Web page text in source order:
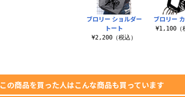
ブロリー
¥1,100（
ブロリー ショルダー
トート
¥2,200（税込）
この商品を買った人はこんな商品も買っています